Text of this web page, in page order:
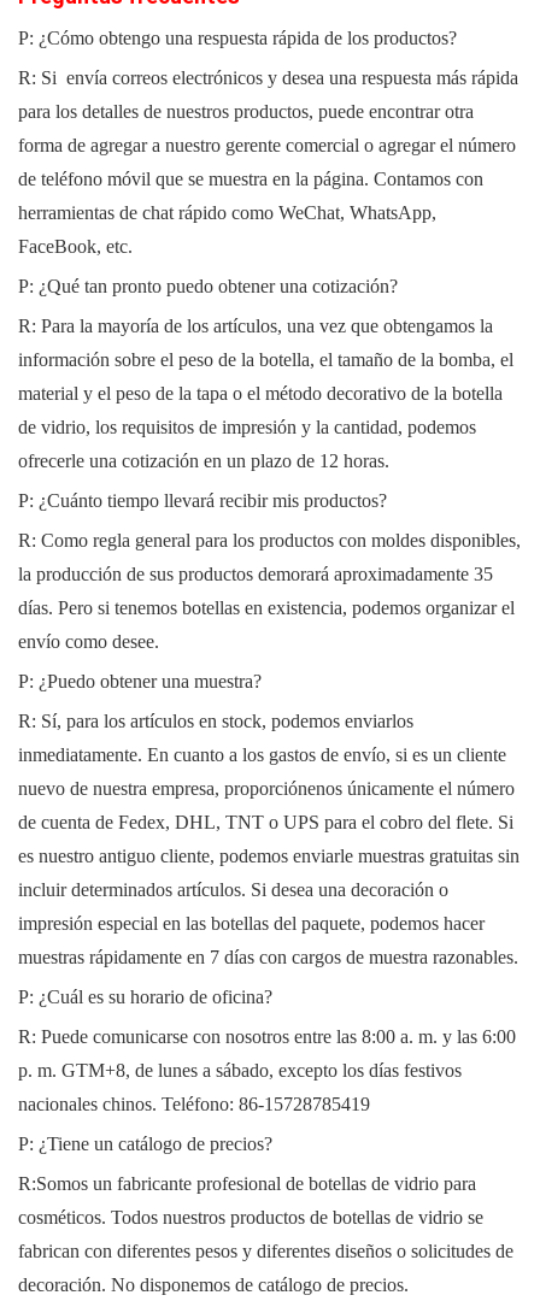
P: ¿Cómo obtengo una respuesta rápida de los productos?
R: Si envía correos electrónicos y desea una respuesta más rápida
para los detalles de nuestros productos, puede encontrar otra
forma de agregar a nuestro gerente comercial o agregar el número
de teléfono móvil que se muestra en la página. Contamos con
herramientas de chat rápido como WeChat, WhatsApp,
FaceBook, etc.
P: ¿Qué tan pronto puedo obtener una cotización?
R: Para la mayoría de los artículos, una vez que obtengamos la
información sobre el peso de la botella, el tamaño de la bomba, el
material y el peso de la tapa o el método decorativo de la botella
de vidrio, los requisitos de impresión y la cantidad, podemos
ofrecerle una cotización en un plazo de 12 horas.
P: ¿Cuánto tiempo llevará recibir mis productos?
R: Como regla general para los productos con moldes disponibles,
la producción de sus productos demorará aproximadamente 35
días. Pero si tenemos botellas en existencia, podemos organizar el
envío como desee.
P: ¿Puedo obtener una muestra?
R: Sí, para los artículos en stock, podemos enviarlos
inmediatamente. En cuanto a los gastos de envío, si es un cliente
nuevo de nuestra empresa, proporciónenos únicamente el número
de cuenta de Fedex, DHL, TNT o UPS para el cobro del flete. Si
es nuestro antiguo cliente, podemos enviarle muestras gratuitas sin
incluir determinados artículos. Si desea una decoración o
impresión especial en las botellas del paquete, podemos hacer
muestras rápidamente en 7 días con cargos de muestra razonables.
P: ¿Cuál es su horario de oficina?
R: Puede comunicarse con nosotros entre las 8:00 a. m. y las 6:00
p. m. GTM+8, de lunes a sábado, excepto los días festivos
nacionales chinos. Teléfono: 86-15728785419
P: ¿Tiene un catálogo de precios?
R:Somos un fabricante profesional de botellas de vidrio para
cosméticos. Todos nuestros productos de botellas de vidrio se
fabrican con diferentes pesos y diferentes diseños o solicitudes de
decoración. No disponemos de catálogo de precios.